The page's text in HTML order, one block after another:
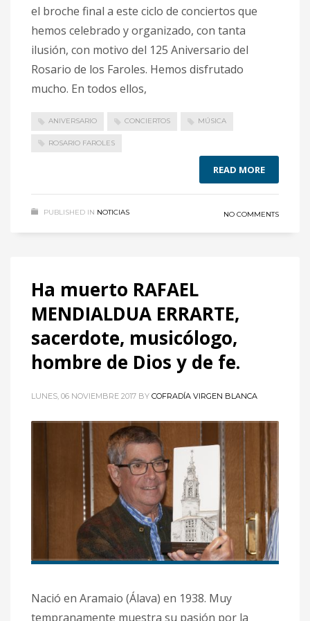
el broche final a este ciclo de conciertos que
hemos celebrado y organizado, con tanta
ilusión, con motivo del 125 Aniversario del
Rosario de los Faroles. Hemos disfrutado
mucho. En todos ellos,
ANIVERSARIO CONCIERTOS MÚSICA
ROSARIO FAROLES
READ MORE
PUBLISHED IN NOTICIAS NO COMMENTS
Ha muerto RAFAEL
MENDIALDUA ERRARTE,
sacerdote, musicólogo,
hombre de Dios y de fe.
LUNES, 06 NOVIEMBRE 2017 BY COFRADÍA VIRGEN BLANCA
Nació en Aramaio (Álava) en 1938. Muy
tempranamente muestra su pasión por la